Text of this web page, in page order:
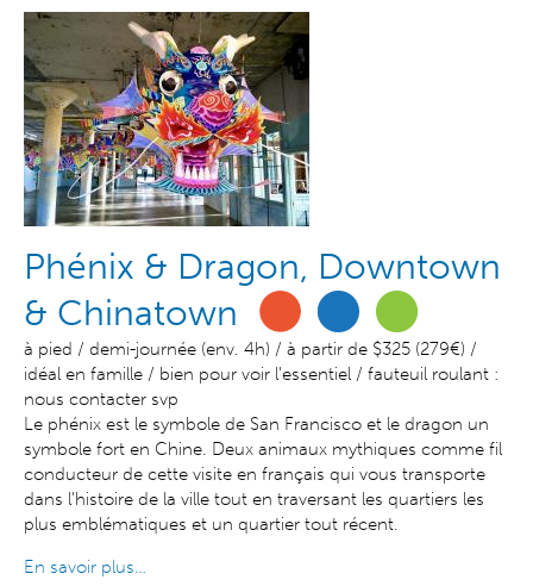
Phénix & Dragon, Downtown
& Chinatown
à pied / demi-journée (env. 4h) / à partir de $325 (279€) /
idéal en famille / bien pour voir l'essentiel / fauteuil roulant :
nous contacter svp
Le phénix est le symbole de San Francisco et le dragon un
symbole fort en Chine. Deux animaux mythiques comme fil
conducteur de cette visite en français qui vous transporte
dans l'histoire de la ville tout en traversant les quartiers les
plus emblématiques et un quartier tout récent.
En savoir plus…